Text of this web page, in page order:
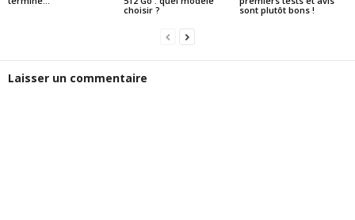
choisir ?
sont plutôt bons !
Laisser un commentaire